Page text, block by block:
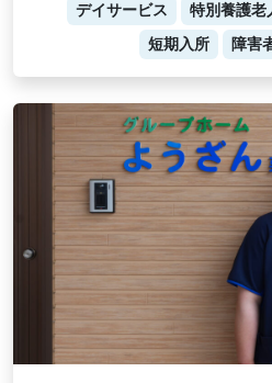
デイサービス 特別養護老
短期入所
障害